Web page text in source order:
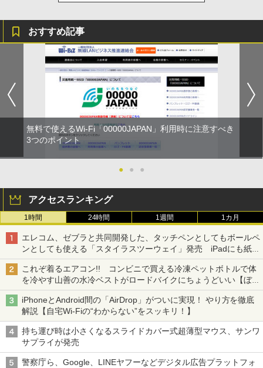
おすすめ記事
無料で使えるWi-Fi「00000JAPAN」利用時に注意すべき
3つのポイント
● ● ●
アクセスランキング
1時間 24時間 1週間 1カ月
エレコム、ゼブラと共同開発した、タッチペンとしてもボールペ
ンとしても使える「スタイラスツーウェイ」発売 iPadにも紙に
も、持ち替えずに書き込める
これぞ着るエアコン!! コンビニで買える冷凍ペットボトルで体
を冷やす山善の水冷ベストがロードバイクにちょうどいい【ぼっ
ち・ざ・ろーど！その14】【空いた時間でなにしてる？】
iPhoneとAndroid間の「AirDrop」がついに実現！ やり方を徹底
解説【自宅Wi-Fiの“わからない”をスッキリ！】
持ち運び時は小さくなるスライドカバー式超薄型マウス、サンワ
サプライが発売
警察庁ら、Google、LINEヤフーなどデジタル広告プラットフォ